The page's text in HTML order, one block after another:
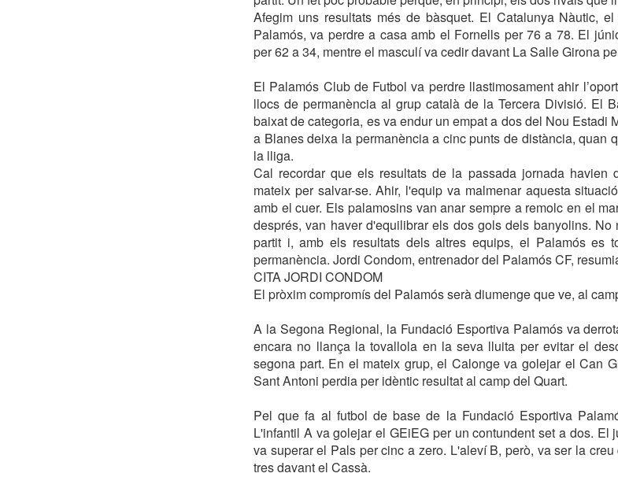
Afegim uns resultats més de bàsquet. El Catalunya Nàutic,
Palamós, va perdre a casa amb el Fornells per 76 a 78. El
per 62 a 34, mentre el masculí va cedir davant La Salle Girona
El Palamós Club de Futbol va perdre llastimosament ahir
llocs de permanència al grup català de la Tercera Divisió. El
baixat de categoria, es va endur un empat a dos del Nou Estadi
a Blanes deixa la permanència a cinc punts de distància, quan
la lliga.
Cal recordar que els resultats de la passada jornada havien
mateix per salvar-se. Ahir, l'equip va malmenar aquesta
amb el cuer. Els palamosins van anar sempre a remolc en el
després, van haver d'equilibrar els dos gols dels banyolins.
partit i, amb els resultats dels altres equips, el Palamós es
permanència. Jordi Condom, entrenador del Palamós CF,
CITA JORDI CONDOM
El pròxim compromís del Palamós serà diumenge que ve, al
A la Segona Regional, la Fundació Esportiva Palamós va
encara no llança la tovallola en la seva lluita per evitar el
segona part. En el mateix grup, el Calonge va golejar el Can
Sant Antoni perdia per idèntic resultat al camp del Quart.
Pel que fa al futbol de base de la Fundació Esportiva
L'infantil A va golejar el GEiEG per un contundent set a dos. El
va superar el Pals per cinc a zero. L'aleví B, però, va ser la
tres davant el Cassà.